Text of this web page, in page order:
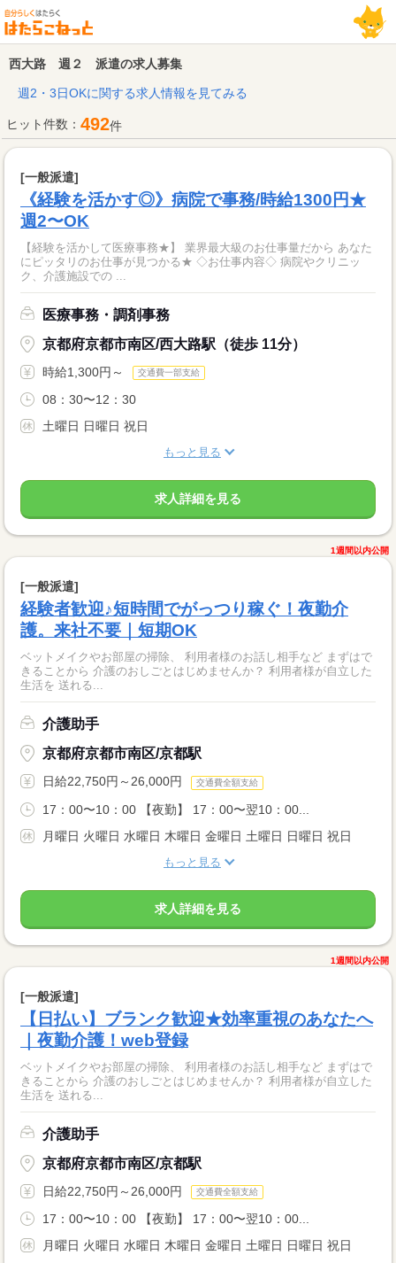
西大路 週２ 派遣の求人募集
週2・3日OKに関する求人情報を見てみる
ヒット件数： 492件
[一般派遣]
《経験を活かす◎》病院で事務/時給1300円★
週2〜OK
【経験を活かして医療事務★】 業界最大級のお仕事量だから あなた
にピッタリのお仕事が見つかる★ ◇お仕事内容◇ 病院やクリニッ
ク、介護施設での ...
医療事務・調剤事務
京都府京都市南区/西大路駅（徒歩 11分）
時給1,300円～ 交通費一部支給
08：30〜12：30
土曜日 日曜日 祝日
もっと見る
求人詳細を見る
1週間以内公開
[一般派遣]
経験者歓迎♪短時間でがっつり稼ぐ！夜勤介
護。来社不要｜短期OK
ベットメイクやお部屋の掃除、 利用者様のお話し相手など まずはで
きることから 介護のおしごとはじめませんか？ 利用者様が自立した
生活を 送れる...
介護助手
京都府京都市南区/京都駅
日給22,750円～26,000円 交通費全額支給
17：00〜10：00 【夜勤】 17：00〜翌10：00...
月曜日 火曜日 水曜日 木曜日 金曜日 土曜日 日曜日 祝日
もっと見る
求人詳細を見る
1週間以内公開
[一般派遣]
【日払い】ブランク歓迎★効率重視のあなたへ
｜夜勤介護！web登録
ベットメイクやお部屋の掃除、 利用者様のお話し相手など まずはで
きることから 介護のおしごとはじめませんか？ 利用者様が自立した
生活を 送れる...
介護助手
京都府京都市南区/京都駅
日給22,750円～26,000円 交通費全額支給
17：00〜10：00 【夜勤】 17：00〜翌10：00...
月曜日 火曜日 水曜日 木曜日 金曜日 土曜日 日曜日 祝日